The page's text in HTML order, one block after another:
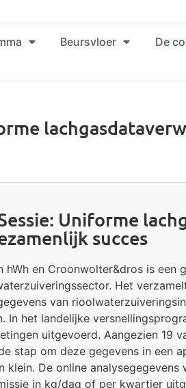
Beursvloer De
Uniforme
succes
hWh en Croonwolter&dros is
Het
van
In het landelijke
uitgevoerd. Aangezien 19
stap om deze gegevens in een
klein. De online
in kg/dag of per kwartier